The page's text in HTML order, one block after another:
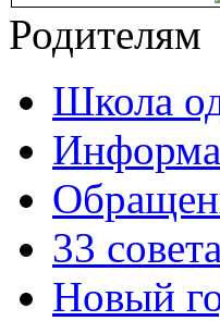
Родителям
Школа
33 совета
Новый